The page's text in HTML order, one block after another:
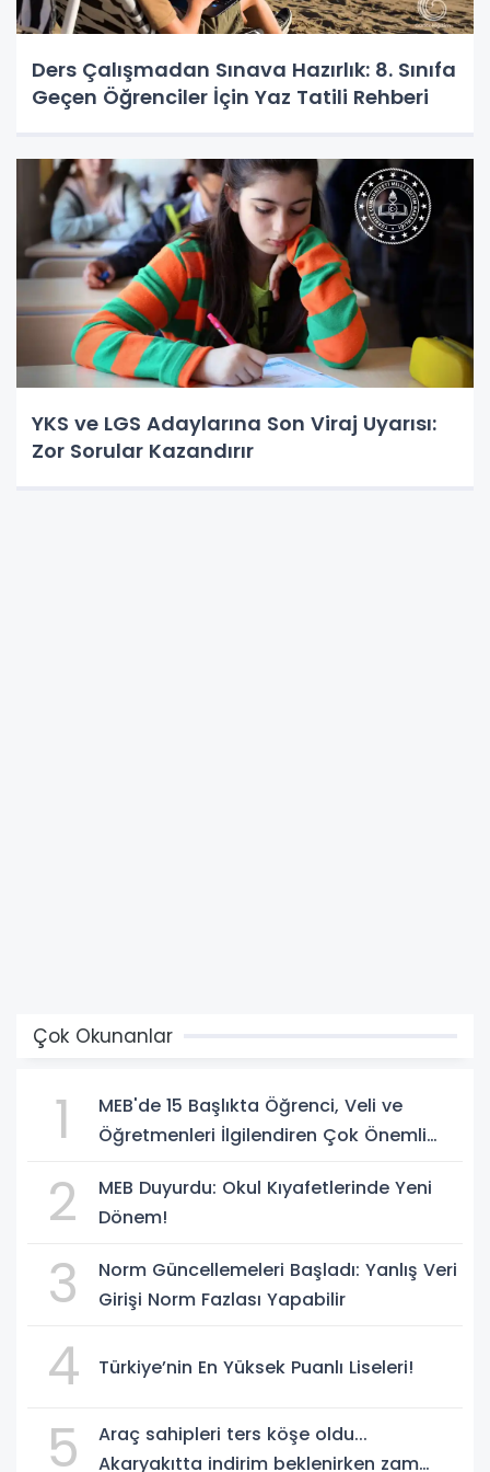
Ders Çalışmadan Sınava Hazırlık: 8. Sınıfa
Geçen Öğrenciler İçin Yaz Tatili Rehberi
YKS ve LGS Adaylarına Son Viraj Uyarısı:
Zor Sorular Kazandırır
Çok Okunanlar
1
MEB'de 15 Başlıkta Öğrenci, Veli ve
Öğretmenleri İlgilendiren Çok Önemli
2
MEB Duyurdu: Okul Kıyafetlerinde Yeni
Dönem!
3
Norm Güncellemeleri Başladı: Yanlış Veri
Girişi Norm Fazlası Yapabilir
4 Türkiye’nin En Yüksek Puanlı Liseleri!
5
Araç sahipleri ters köşe oldu...
Akaryakıtta indirim beklenirken zam